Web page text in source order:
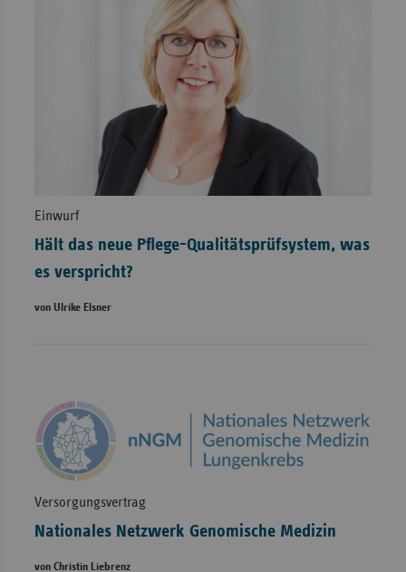
Einwurf
Hält das neue Pflege-Qualitätsprüfsystem, was
es verspricht?
von Ulrike Elsner
Versorgungsvertrag
Nationales Netzwerk Genomische Medizin
von Christin Liebrenz